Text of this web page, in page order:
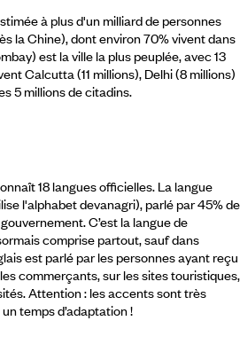
à plus d'un milliard de personnes
la Chine), dont environ 70% vivent dans
est la ville la plus peuplée, avec 13
Calcutta (11 millions), Delhi (8 millions)
5 millions de citadins.
18 langues officielles. La langue
l'alphabet devanagri), parlé par 45% de
C’est la langue de
comprise partout, sauf dans
est parlé par les personnes ayant reçu
commerçants, sur les sites touristiques,
Attention : les accents sont très
temps d’adaptation !